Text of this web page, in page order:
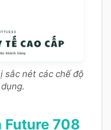
sắc nét các chế độ
Future 708